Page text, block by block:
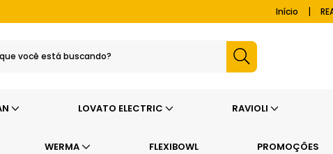
Início |
LOVATO ELECTRIC RAVIOLI
WERMA FLEXIBOWL PROMOÇÔES